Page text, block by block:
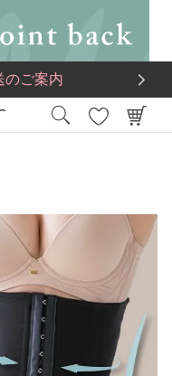
のご案内
glamore